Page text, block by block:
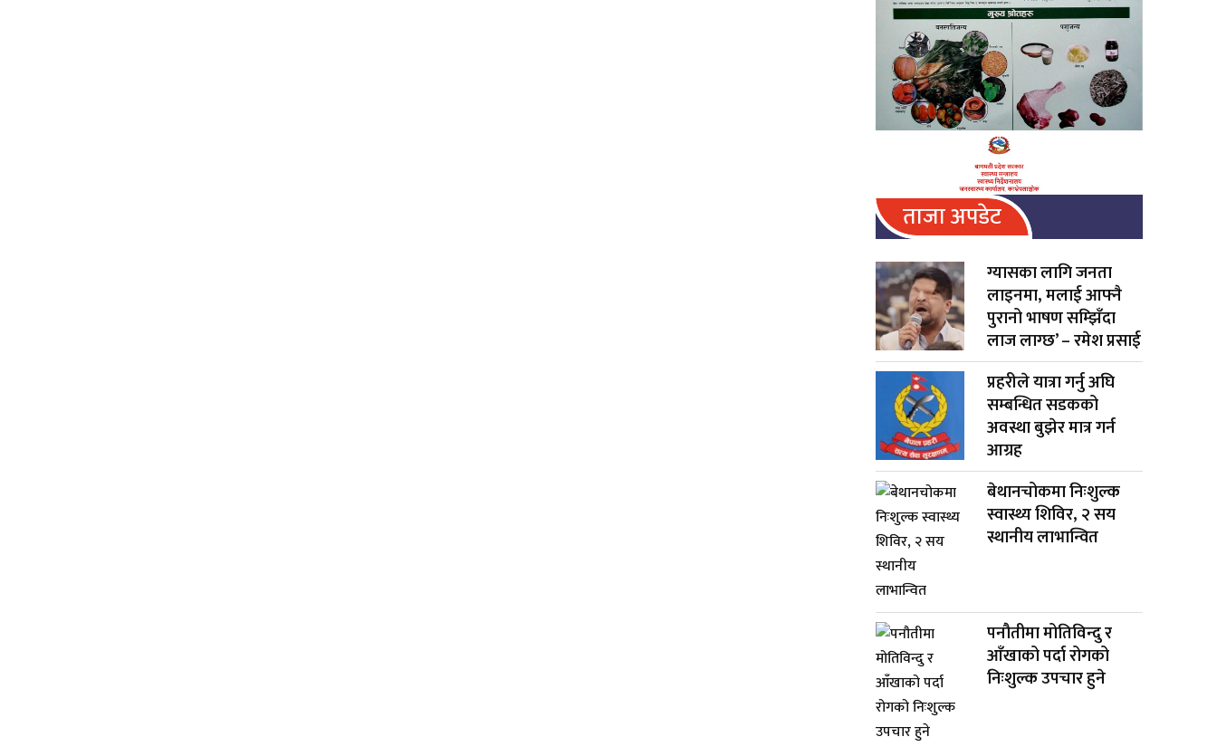
ताजा अपडेट
ग्यासका लागि जनता
लाइनमा, मलाई आफ्नै
पुरानो भाषण सम्झिँदा
लाज लाग्छ’ – रमेश प्रसाई
प्रहरीले यात्रा गर्नु अघि
सम्बन्धित सडकको
अवस्था बुझेर मात्र गर्न
आग्रह
बेथानचोकमा निःशुल्क
स्वास्थ्य शिविर, २ सय
स्थानीय लाभान्वित
पनौतीमा मोतिविन्दु र
आँखाको पर्दा रोगको
निःशुल्क उपचार हुने